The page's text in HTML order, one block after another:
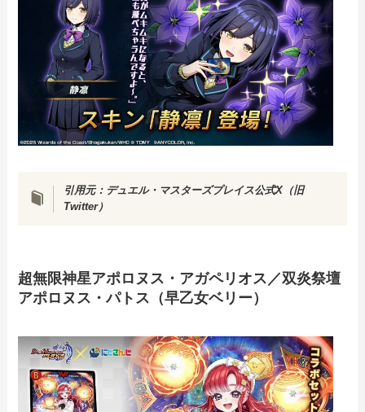
引用元： デュエル・マスターズプレイス公式X（旧
Twitter）
超無限神星アポロヌス・アガペリオス／双炎祭壇
アポロヌス・パトス（早乙女ベリー）